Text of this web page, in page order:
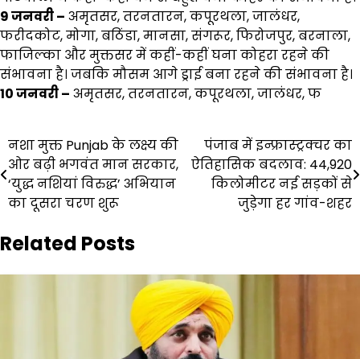
9 जनवरी – अमृतसर, तरनतारन, कपूरथला, जालंधर,
फरीदकोट, मोगा, बठिंडा, मानसा, संगरूर, फिरोजपुर, बरनाला,
फाजिल्का और मुक्तसर में कहीं-कहीं घना कोहरा रहने की
संभावना है। जबकि मौसम आगे ड्राई बना रहने की संभावना है।
10 जनवरी – अमृतसर, तरनतारन, कपूरथला, जालंधर, फ
Post
navigation
नशा मुक्त Punjab के लक्ष्य की
ओर बढ़ी भगवंत मान सरकार,
‘युद्ध नशियां विरुद्ध’ अभियान
का दूसरा चरण शुरू
पंजाब में इन्फ्रास्ट्रक्चर का
ऐतिहासिक बदलाव: 44,920
किलोमीटर नई सड़कों से
जुड़ेगा हर गांव-शहर
Related Posts